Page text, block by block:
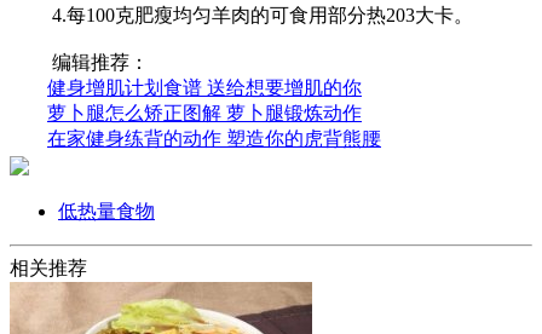
4.每100克肥瘦均匀羊肉的可食用部分热203大卡。
编辑推荐：
健身增肌计划食谱 送给想要增肌的你
萝卜腿怎么矫正图解 萝卜腿锻炼动作
在家健身练背的动作 塑造你的虎背熊腰
低热量食物
相关推荐